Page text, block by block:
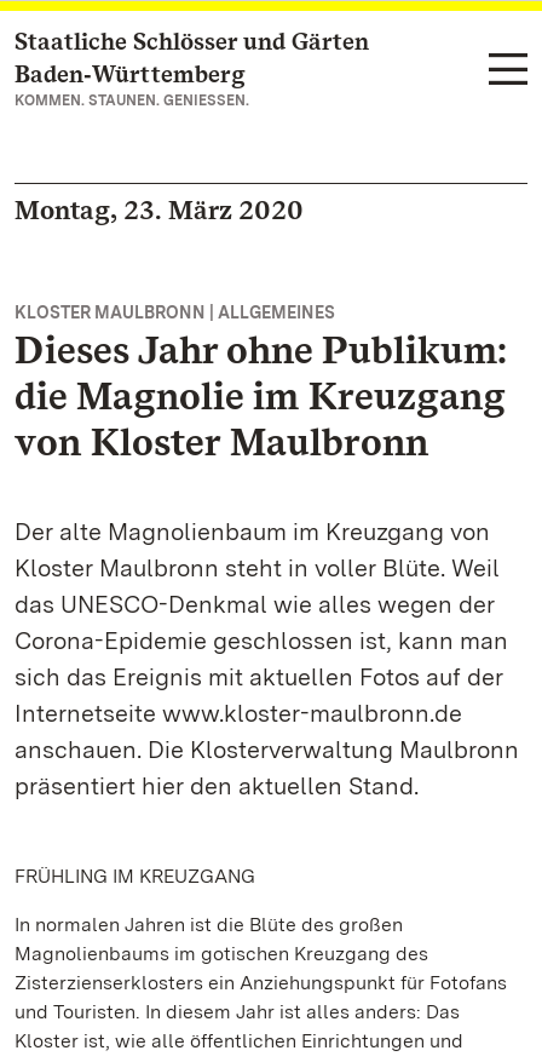
Zum Hauptinhalt springen
Staatliche Schlösser und Gärten
Baden‑Württemberg
KOMMEN. STAUNEN. GENIESSEN.
Montag, 23. März 2020
KLOSTER MAULBRONN | ALLGEMEINES
Dieses Jahr ohne Publikum:
die Magnolie im Kreuzgang
von Kloster Maulbronn
Der alte Magnolienbaum im Kreuzgang von
Kloster Maulbronn steht in voller Blüte. Weil
das UNESCO-Denkmal wie alles wegen der
Corona-Epidemie geschlossen ist, kann man
sich das Ereignis mit aktuellen Fotos auf der
Internetseite www.kloster-maulbronn.de
anschauen. Die Klosterverwaltung Maulbronn
präsentiert hier den aktuellen Stand.
FRÜHLING IM KREUZGANG
In normalen Jahren ist die Blüte des großen
Magnolienbaums im gotischen Kreuzgang des
Zisterzienserklosters ein Anziehungspunkt für Fotofans
und Touristen. In diesem Jahr ist alles anders: Das
Kloster ist, wie alle öffentlichen Einrichtungen und